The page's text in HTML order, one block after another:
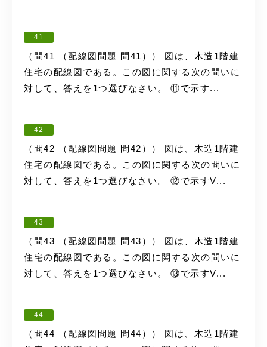
41
（問41 （配線図問題 問41）） 図は、木造1階建
住宅の配線図である。この図に関する次の問いに
対して、答えを1つ選びなさい。 ⑪で示す...
42
（問42 （配線図問題 問42）） 図は、木造1階建
住宅の配線図である。この図に関する次の問いに
対して、答えを1つ選びなさい。 ⑫で示すV...
43
（問43 （配線図問題 問43）） 図は、木造1階建
住宅の配線図である。この図に関する次の問いに
対して、答えを1つ選びなさい。 ⑬で示すV...
44
（問44 （配線図問題 問44）） 図は、木造1階建